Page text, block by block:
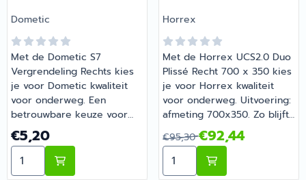
Merk:
Dometic
Met de Dometic S7
Vergrendeling Rechts kies
je voor Dometic kwaliteit
voor onderweg. Een
betrouwbare keuze voor
onderweg en op de
camping. Barsema
Recreatie levert camper-,
caravan- en
Prijs: 5,20
€5,20
Aantal kiezen voor Dometic S7 Vergrendeling Rechts
Merk:
Horrex
Met de Horrex UCS2.0 Duo
Plissé Recht 700 x 350 kies
je voor Horrex kwaliteit
voor onderweg. Uitvoering:
afmeting 700x350. Zo blijft
je camper of caravan goed
onderhouden en compleet.
Barsema Recreatie levert
camper-, caravan- en
Van 95,30 voor 92,44
€95,30€92,44
Aantal kiezen voor